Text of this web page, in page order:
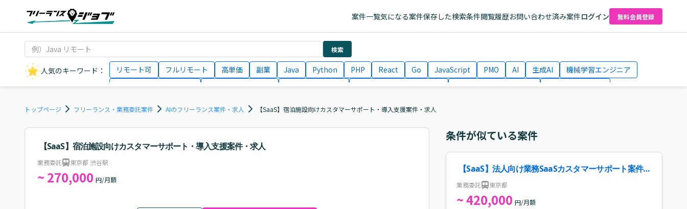
案件一覧気になる案件保存した検索条件閲覧履歴お問い合わせ済み案件ログイン 無料会員登録
検索
人気のキーワード： リモート可 フルリモート 高単価 副業 Java Python PHP React Go JavaScript PMO AI 生成AI
機械学習エンジニア
AIエンジニア
月収100万円 業務委託
トップページ フリーランス・業務委託案件 AIのフリーランス案件・求人 【SaaS】宿泊施設向けカスタマーサポート・導入支援案件・求人
【SaaS】宿泊施設向けカスタマーサポート・導入支援案件・求人
業務委託 東京都 渋谷駅
~ 270,000 円/月額
条件が似ている案件
【SaaS】法人向け業務SaaSカスタマーサポート案件・
求人
業務委託 東京都
~ 420,000 円/月額